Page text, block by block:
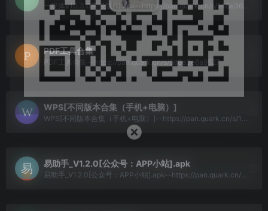
PDF工具合集
PDF工具合集--https://pan.quark.cn/s/5d8e3e6a9527
WPS[不同版本合集（手机+电脑）]
易助手_V1.2.0[公众号：APP小站].apk